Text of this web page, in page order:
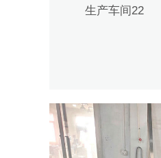
生产车间22